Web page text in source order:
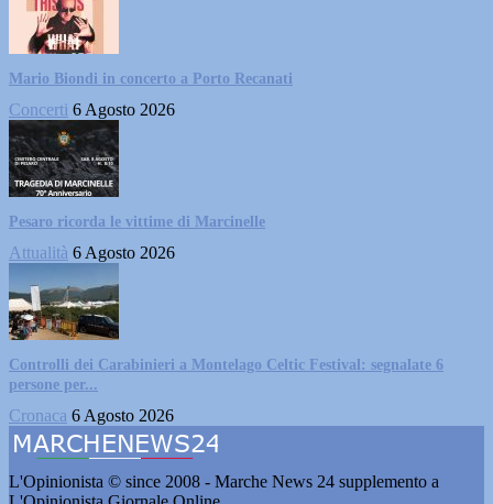
Mario Biondi in concerto a Porto Recanati
Concerti 6 Agosto 2026
Pesaro ricorda le vittime di Marcinelle
Attualità 6 Agosto 2026
Controlli dei Carabinieri a Montelago Celtic Festival: segnalate 6
persone per...
Cronaca 6 Agosto 2026
L'Opinionista © since 2008 - Marche News 24 supplemento a